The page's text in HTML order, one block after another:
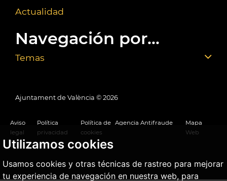
Utilizamos cookies
Usamos cookies y otras técnicas de rastreo para mejorar
tu experiencia de navegación en nuestra web, para
Actualidad
Navegación por...
Temas
Ajuntament de València © 2026
Aviso
legal
Política
privacidad
Política de
cookies
Agencia Antifraude
Mapa
Web